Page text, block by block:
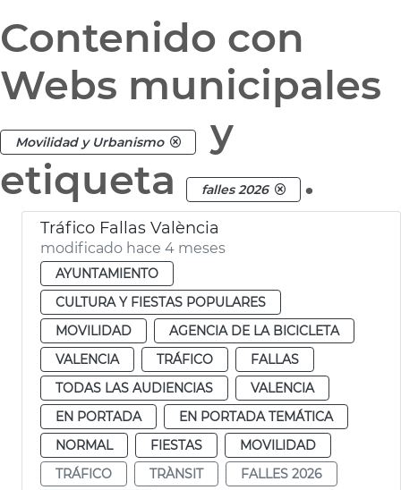
Contenido con
Webs municipales
Movilidad y Urbanismo
y
etiqueta
falles 2026 .
Tráfico Fallas València
modificado hace 4 meses
AYUNTAMIENTO
CULTURA Y FIESTAS POPULARES
MOVILIDAD
AGENCIA DE LA BICICLETA
VALENCIA
TRÁFICO
FALLAS
TODAS LAS AUDIENCIAS
VALENCIA
EN PORTADA
EN PORTADA TEMÁTICA
NORMAL
FIESTAS
MOVILIDAD
TRÁFICO
TRÀNSIT
FALLES 2026